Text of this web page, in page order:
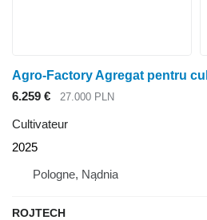
6.259 € 27.000 PLN
Cultivateur
2025
Pologne, Nądnia
ROJTECH